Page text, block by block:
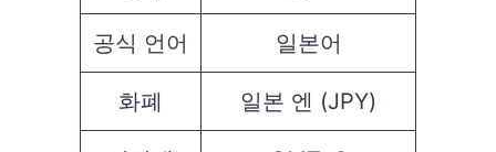
공식 언어 일본어
화폐 일본 엔 (JPY)